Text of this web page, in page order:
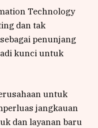
Technology
dan tak
penunjang
kunci untuk
untuk
jangkauan
dan layanan baru